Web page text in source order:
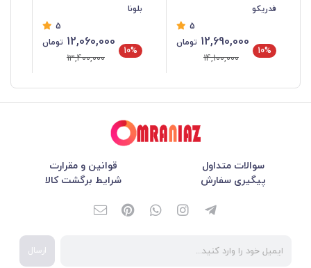
فدریکو
5
10%
12,690,000 تومان
14,100,000
بلونا
5
10%
12,060,000 تومان
13,400,000
سوالات متداول
قوانین و مقرارت
پیگیری سفارش
شرایط برگشت کالا
ارسال